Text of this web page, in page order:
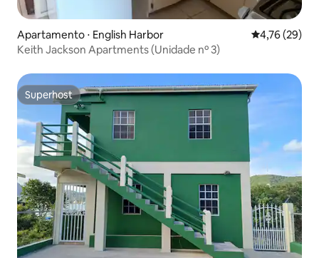
Apartamento ⋅ English Harbor 4,76 de uma
4,76 (29)
Keith Jackson Apartments (Unidade nº 3)
Superhost
Superhost